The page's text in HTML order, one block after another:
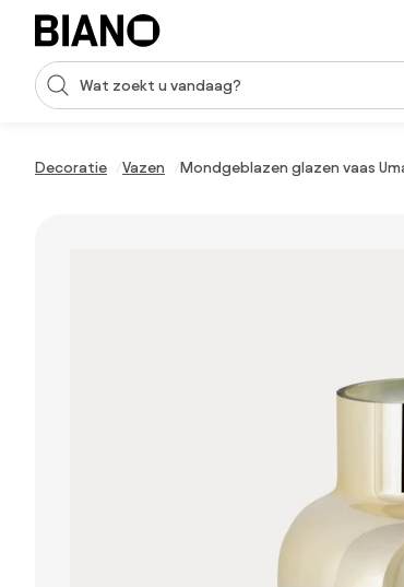
Navigatie overslaan, naar inhoud springen
Zoekopdracht invoeren
Decoratie Vazen Mondgeblazen glazen vaas